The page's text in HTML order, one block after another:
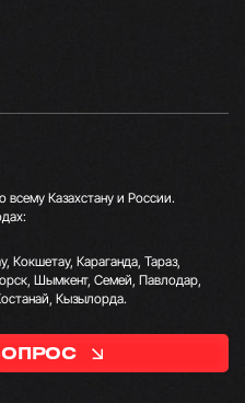
Казахстану и России.
Кокшетау, Караганда, Тараз,
Шымкент, Семей, Павлодар,
Кызылорда.